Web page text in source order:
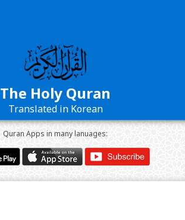
The Holy Quran
Translated in Korean
Quran Apps in many lanuages: